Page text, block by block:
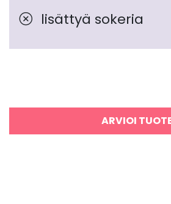
lisättyä sokeria
ARVIOI